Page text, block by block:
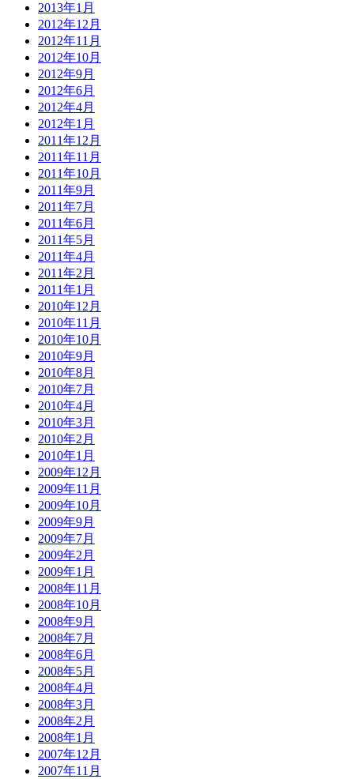
2013年1月
2012年12月
2012年11月
2012年10月
2012年9月
2012年6月
2012年4月
2012年1月
2011年12月
2011年11月
2011年10月
2011年9月
2011年7月
2011年6月
2011年5月
2011年4月
2011年2月
2011年1月
2010年12月
2010年11月
2010年10月
2010年9月
2010年8月
2010年7月
2010年4月
2010年3月
2010年2月
2010年1月
2009年12月
2009年11月
2009年10月
2009年9月
2009年7月
2009年2月
2009年1月
2008年11月
2008年10月
2008年9月
2008年7月
2008年6月
2008年5月
2008年4月
2008年3月
2008年2月
2008年1月
2007年12月
2007年11月